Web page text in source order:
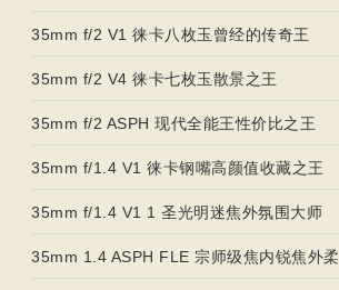
35mm f/2 V1 徕卡八枚玉曾经的传奇王
35mm f/2 V4 徕卡七枚玉散景之王
35mm f/2 ASPH 现代全能王性价比之王
35mm f/1.4 V1 徕卡钢嘴高颜值收藏之王
35mm f/1.4 V1 1 圣光明迷焦外氛围大师
35mm 1.4 ASPH FLE 宗师级焦内锐焦外柔